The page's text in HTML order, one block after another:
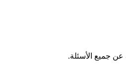
عن جميع الأسئلة.